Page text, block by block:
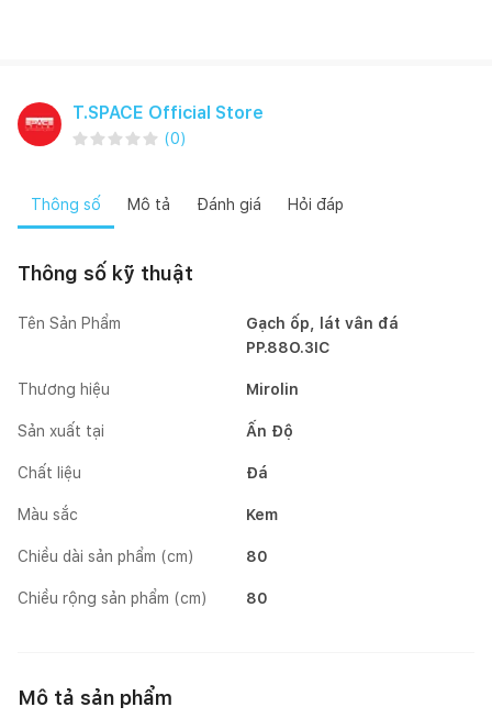
T.SPACE Official Store
(0)
Thông số Mô tả Đánh giá Hỏi đáp
Thông số kỹ thuật
Tên Sản Phẩm
Gạch ốp, lát vân đá
PP.88O.3IC
Thương hiệu Mirolin
Sản xuất tại Ấn Độ
Chất liệu Đá
Màu sắc Kem
Chiều dài sản phẩm (cm) 80
Chiều rộng sản phẩm (cm) 80
Mô tả sản phẩm